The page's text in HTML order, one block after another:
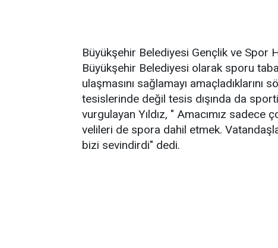
Büyükşehir Belediyesi Gençlik ve Spor
Büyükşehir Belediyesi olarak sporu
ulaşmasını sağlamayı
tesislerinde değil tesis dışında da
vurgulayan Yıldız, " Amacımız
velileri de spora dahil etmek.
bizi sevindirdi" dedi.